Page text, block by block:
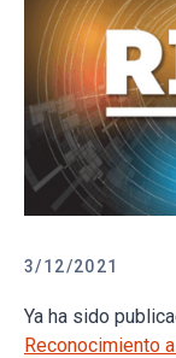
3/12/2021
Ya ha sido
Reconocimiento